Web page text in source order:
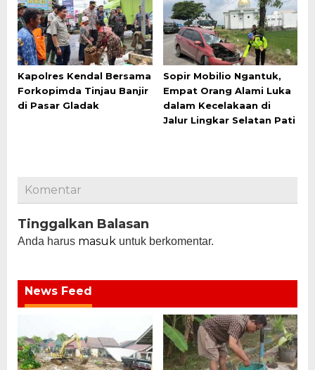
Kapolres Kendal Bersama
Forkopimda Tinjau Banjir
di Pasar Gladak
Sopir Mobilio Ngantuk,
Empat Orang Alami Luka
dalam Kecelakaan di
Jalur Lingkar Selatan Pati
Komentar
Tinggalkan Balasan
Anda harus masuk untuk berkomentar.
News Feed